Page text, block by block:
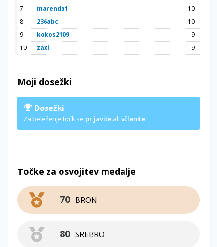
7
marenda1
10
8
236abc
10
9
kokos2109
9
10
zaxi 9
Moji dosežki
Dosežki
Za beleženje točk se prijavite ali včlanite.
Točke za osvojitev medalje
BRON
70
SREBRO
80